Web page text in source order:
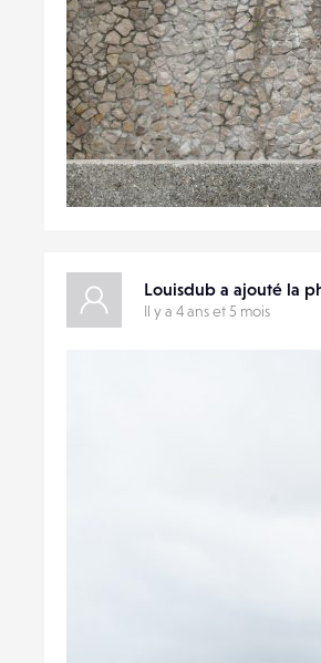
1
14
Louisdub a ajouté la
Il y a 4 ans et 5 mois